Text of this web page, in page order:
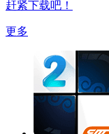
赶紧下载吧！
更多